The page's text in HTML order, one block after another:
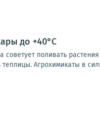
до +40°C
советует поливать
теплицы. Агрохимикаты в